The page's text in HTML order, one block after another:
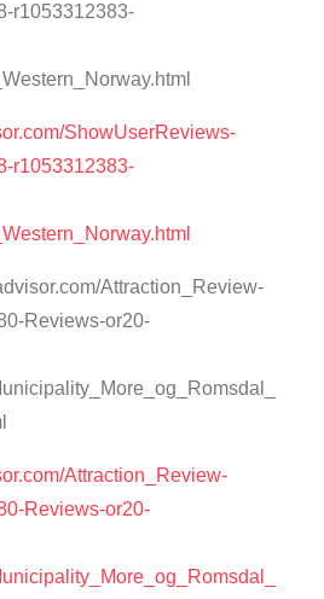
r1053312383-
ShowUserReviews-
r1053312383-
Attraction_Review-
Reviews-or20-
Attraction_Review-
Reviews-or20-